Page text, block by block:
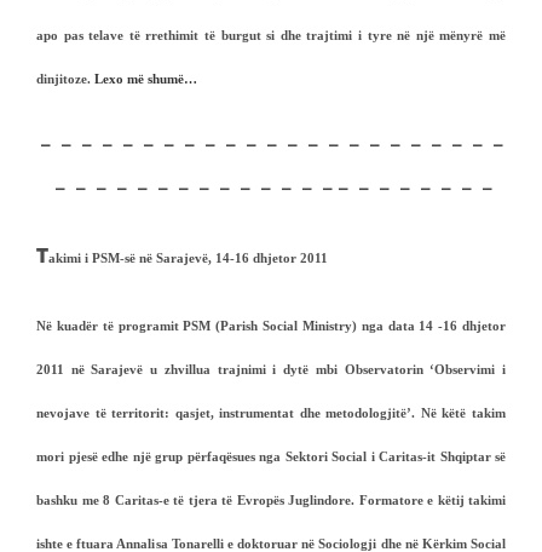
apo pas telave të rrethimit të burgut si dhe trajtimi i tyre në një mënyrë më
dinjitoze. Lexo më shumë…
– – – – – – – – – – – – – – – – – – – – – – –
– – – – – – – – – – – – – – – – – – – – – –
Takimi i PSM-së në Sarajevë, 14-16 dhjetor 2011
Në kuadër të programit PSM (Parish Social Ministry) nga data 14 -16 dhjetor
2011 në Sarajevë u zhvillua trajnimi i dytë mbi Observatorin ‘Observimi i
nevojave të territorit: qasjet, instrumentat dhe metodologjitë’. Në këtë takim
mori pjesë edhe një grup përfaqësues nga Sektori Social i Caritas-it Shqiptar së
bashku me 8 Caritas-e të tjera të Evropës Juglindore. Formatore e këtij takimi
ishte e ftuara Annalisa Tonarelli e doktoruar në Sociologji dhe në Kërkim Social